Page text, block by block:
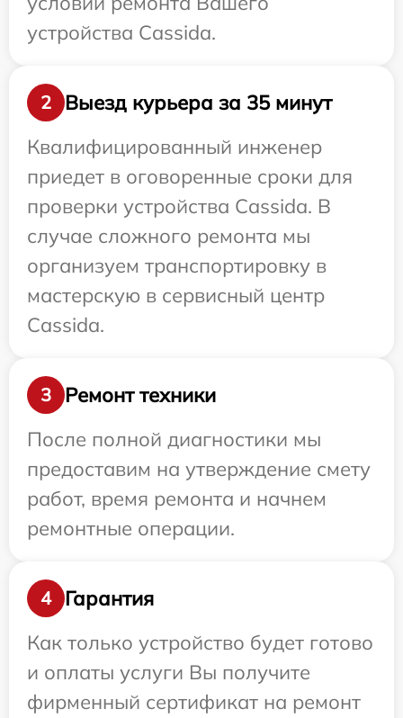
устройства Cassida.
2
Выезд курьера за 35 минут
Квалифицированный инженер
приедет в оговоренные сроки для
проверки устройства Cassida. В
случае сложного ремонта мы
организуем транспортировку в
мастерскую в сервисный центр
Cassida.
3
Ремонт техники
После полной диагностики мы
предоставим на утверждение смету
работ, время ремонта и начнем
ремонтные операции.
4
Гарантия
Как только устройство будет готово
и оплаты услуги Вы получите
фирменный сертификат на ремонт